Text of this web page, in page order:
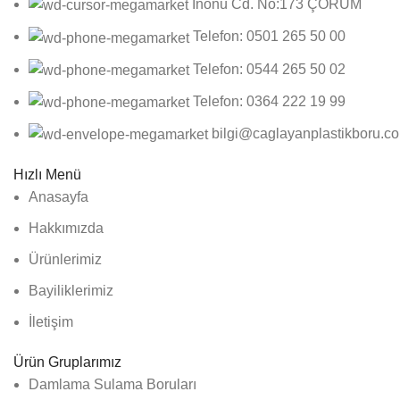
İnönü Cd. No:173 ÇORUM
Telefon: 0501 265 50 00
Telefon: 0544 265 50 02
Telefon: 0364 222 19 99
Hızlı Menü
Anasayfa
Hakkımızda
Ürünlerimiz
Bayiliklerimiz
İletişim
Ürün Gruplarımız
Damlama Sulama Boruları